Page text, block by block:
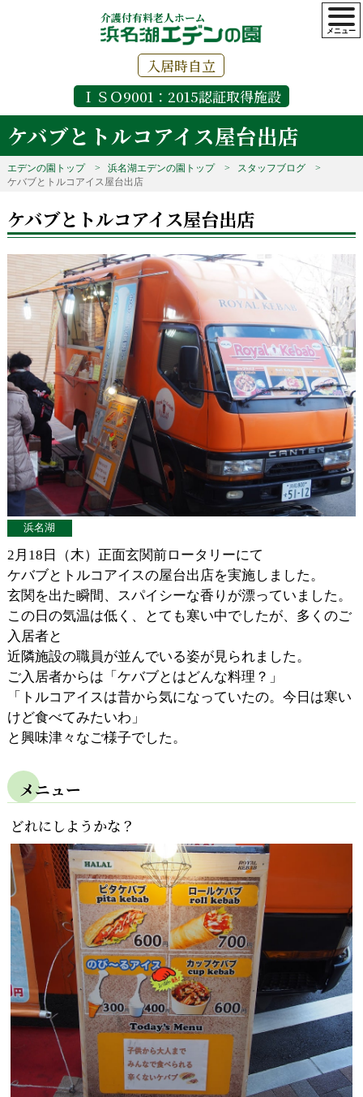
介護付有料老人ホーム
入居時自立
ＩＳＯ9001：2015認証取得施設
ケバブとトルコアイス屋台出店
エデンの園トップ 浜名湖エデンの園トップ
スタッフブログ
ケバブとトルコアイス屋台出店
ケバブとトルコアイス屋台出店
浜名湖
2月18日（木）正面玄関前ロータリーにて
ケバブとトルコアイスの屋台出店を実施しました。
玄関を出た瞬間、スパイシーな香りが漂っていました。
この日の気温は低く、とても寒い中でしたが、多くのご
入居者と
近隣施設の職員が並んでいる姿が見られました。
ご入居者からは「ケバブとはどんな料理？」
「トルコアイスは昔から気になっていたの。今日は寒い
けど食べてみたいわ」
と興味津々なご様子でした。
メニュー
どれにしようかな？